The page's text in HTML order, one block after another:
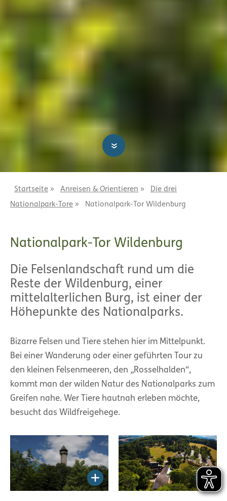
»
Startseite » Anreisen & Orientieren »
Die drei
Nationalpark-Tore » Nationalpark-Tor Wildenburg
Nationalpark-Tor Wildenburg
Die Felsenlandschaft rund um die
Reste der Wildenburg, einer
mittelalterlichen Burg, ist einer der
Höhepunkte des Nationalparks.
Bizarre Felsen und Tiere stehen hier im Mittelpunkt.
Bei einer Wanderung oder einer geführten Tour zu
den kleinen Felsenmeeren, den „Rosselhalden“,
kommt man der wilden Natur des Nationalparks zum
Greifen nahe. Wer Tiere hautnah erleben möchte,
besucht das Wildfreigehege.